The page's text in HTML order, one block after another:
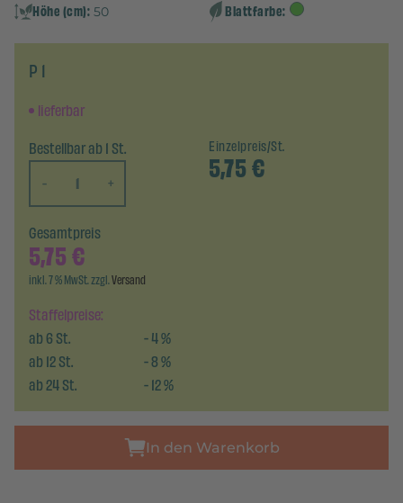
Höhe (cm): 50 Blattfarbe:
P 1
lieferbar
Bestellbar ab 1 St.
-
+
Einzelpreis/St.
5,75€
Staffelpreise:
ab6St. -4%
ab12St. -8%
ab24St. -12%
Gesamtpreis
5,75€
inkl. 7 % MwSt. zzgl.Versand
In den Warenkorb